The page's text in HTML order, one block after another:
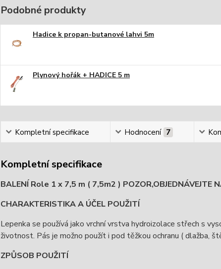
Podobné produkty
Hadice k propan-butanové lahvi 5m
Plynový hořák + HADICE 5 m
Kompletní specifikace Hodnocení 7
Kompletní specifikace
BALENÍ Role 1 x 7,5 m ( 7,5m2 ) POZOR,OBJEDNÁVEJTE
CHARAKTERISTIKA A ÚČEL POUŽITÍ
Lepenka se používá jako vrchní vrstva hydroizolace střech s
životnost. Pás je možno použít i pod těžkou ochranu ( dlažba,
ZPŮSOB POUŽITÍ